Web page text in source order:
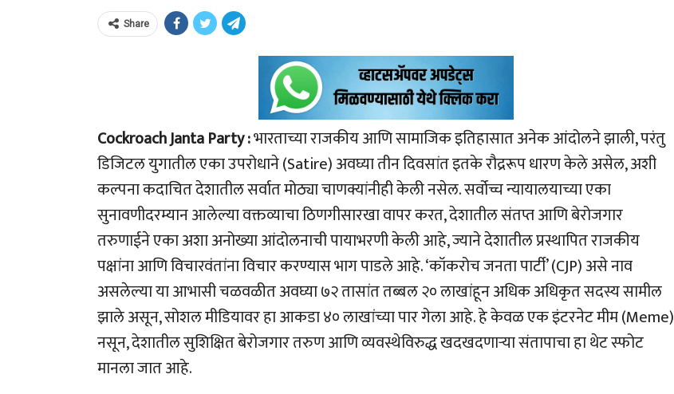
Share
Cockroach Janta Party :भारताच्या राजकीय आणि सामाजिक इतिहासात अनेक आंदोलने झाली, परंतु
डिजिटल युगातील एका उपरोधाने (Satire) अवघ्या तीन दिवसांत इतके रौद्ररूप धारण केले असेल, अशी
कल्पना कदाचित देशातील सर्वात मोठ्या चाणक्यांनीही केली नसेल. सर्वोच्च न्यायालयाच्या एका
सुनावणीदरम्यान आलेल्या वक्तव्याचा ठिणगीसारखा वापर करत, देशातील संतप्त आणि बेरोजगार
तरुणाईने एका अशा अनोख्या आंदोलनाची पायाभरणी केली आहे, ज्याने देशातील प्रस्थापित राजकीय
पक्षांना आणि विचारवंतांना विचार करण्यास भाग पाडले आहे. ‘कॉकरोच जनता पार्टी’ (CJP) असे नाव
असलेल्या या आभासी चळवळीत अवघ्या ७२ तासांत तब्बल २० लाखांहून अधिक अधिकृत सदस्य सामील
झाले असून, सोशल मीडियावर हा आकडा ४० लाखांच्या पार गेला आहे. हे केवळ एक इंटरनेट मीम (Meme)
नसून, देशातील सुशिक्षित बेरोजगार तरुण आणि व्यवस्थेविरुद्ध खदखदणाऱ्या संतापाचा हा थेट स्फोट
मानला जात आहे.